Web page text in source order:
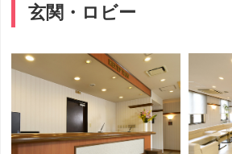
玄関・ロビー